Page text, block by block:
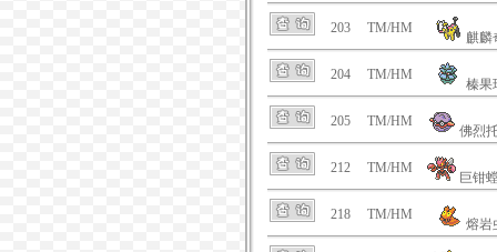
203 TM/HM
麒麟
204 TM/HM
榛果
205 TM/HM
佛烈
212 TM/HM
巨钳
218 TM/HM
熔岩